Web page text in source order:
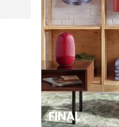
FINAL